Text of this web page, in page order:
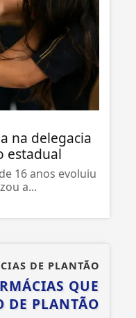
na delegacia
estadual
16 anos evoluiu
a...
DE PLANTÃO
QUE
DE PLANTÃO